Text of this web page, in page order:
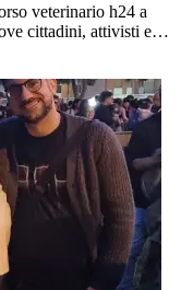
veterinario h24 a
cittadini, attivisti e…